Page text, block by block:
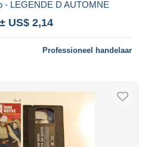
- LEGENDE D AUTOMNE
± US$ 2,14
Professioneel handelaar